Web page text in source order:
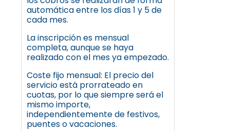
automática entre los días 1 y 5 de
cada mes.
La inscripción es mensual
completa, aunque se haya
realizado con el mes ya empezado.
Coste fijo mensual: El precio del
servicio está prorrateado en
cuotas, por lo que siempre será el
mismo importe,
independientemente de festivos,
puentes o vacaciones.